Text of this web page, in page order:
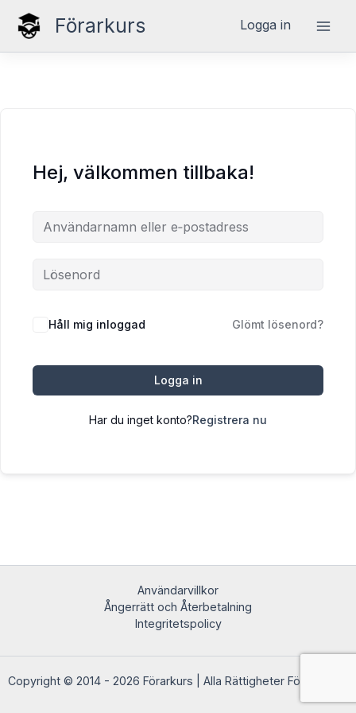
Hoppa
Förarkurs Logga in
Hej, välkommen tillbaka!
Håll mig inloggad Glömt lösenord?
Logga in
Har du inget konto?Registrera nu
Användarvillkor
Ångerrätt och Återbetalning
Integritetspolicy
Copyright © 2014 - 2026 Förarkurs | Alla Rättigheter Förbehållna